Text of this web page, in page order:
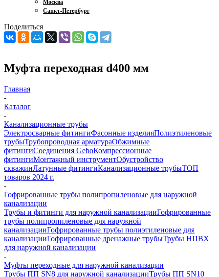
Москва
Санкт-Петербург
Поделиться
Муфта переходная d400 мм
Главная
-
Каталог
-
Канализационные трубы
Электросварные фитингиФасонные изделияПолиэтиленовые
трубыТрубопроводная арматураОбжимные
фитингиСоединения GeboКомпрессионные
фитингиМонтажный инструментОбустройство
скважинЛатунные фитингиКанализационные трубыТОП
товаров 2024 г.
-
Гофрированные трубы полипропиленовые для наружной
канализации
Трубы и фитинги для наружной канализацииГофрированные
трубы полипропиленовые для наружной
канализацииГофрированные трубы полиэтиленовые для
канализацииГофрированные дренажные трубыТрубы НПВХ
для наружной канализации
-
Муфты переходные для наружной канализации
Трубы ПП SN8 для наружной канализацииТрубы ПП SN10